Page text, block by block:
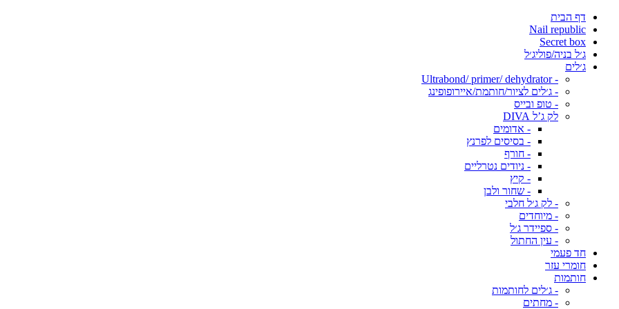
דף הבית
Nail republic
Secret box
ג׳ל בניה/פוליג׳ל
ג׳לים
- Ultrabond/ primer/ dehydrator
- ג׳לים לציור/חותמת/איירופופינג
- טופ ובייס
לק ג’ל DIVA
- אדומים
- בסיסים לפרנץ
- חורף
- ניודים נטרליים
- קיץ
- שחור ולבן
- לק ג׳ל חלבי
- מיוחדים
- ספיידר ג׳ל
- עין החתול
חד פעמי
חומרי עזר
חותמות
- ג׳לים לחותמות
- מחתים